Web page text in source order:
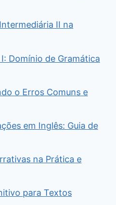
II na
Domínio de Gramática
o Erros Comuns e
em Inglês: Guia de
na Prática e
para Textos